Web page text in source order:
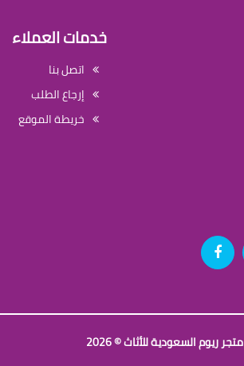
خدمات العملاء
اتصل بنا
إرجاع الطلب
خريطة الموقع
متجر ريوم السعودية للأثاث © 2026